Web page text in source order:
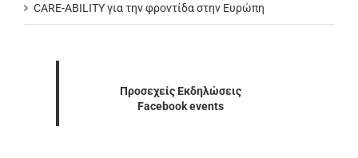
CARE-ABILITY για την φροντίδα στην Ευρώπη
Προσεχείς Εκδηλώσεις
Facebook events